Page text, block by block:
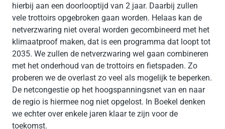
hierbij aan een doorlooptijd van 2 jaar. Daarbij zullen
vele trottoirs opgebroken gaan worden. Helaas kan de
netverzwaring niet overal worden gecombineerd met het
klimaatproof maken, dat is een programma dat loopt tot
2035. We zullen de netverzwaring wel gaan combineren
met het onderhoud van de trottoirs en fietspaden. Zo
proberen we de overlast zo veel als mogelijk te beperken.
De netcongestie op het hoogspanningsnet van en naar
de regio is hiermee nog niet opgelost. In Boekel denken
we echter over enkele jaren klaar te zijn voor de
toekomst.